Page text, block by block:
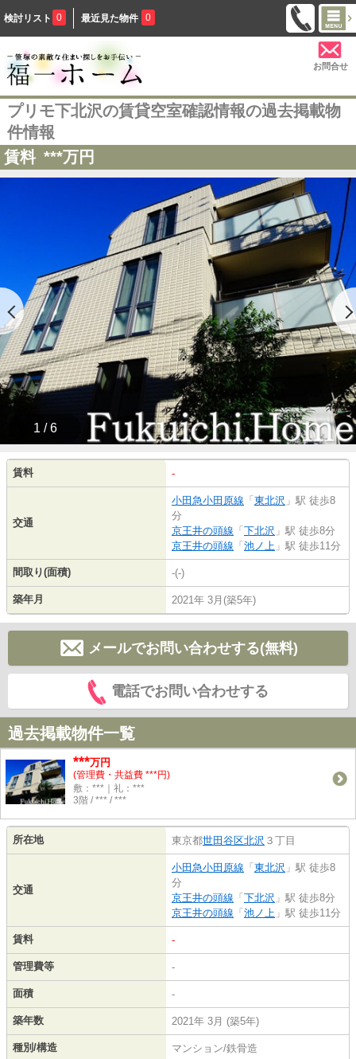
検討リスト 0 最近見た物件 0
お問合せ
プリモ下北沢の賃貸空室確認情報の過去掲載物
件情報
賃料 ***万円
1 / 6
賃料 -
交通
小田急小田原線 「 東北沢 」駅 徒歩8
分
京王井の頭線 「 下北沢 」駅 徒歩8分
京王井の頭線 「 池ノ上 」駅 徒歩11分
間取り(面積) -(-)
築年月 2021年 3月(築5年)
メールでお問い合わせする(無料)
電話でお問い合わせする
過去掲載物件一覧
***万円
(管理費・共益費 ***円)
敷：***｜礼：***
3階 / *** / ***
所在地 東京都世田谷区北沢 ３丁目
交通
小田急小田原線 「 東北沢 」駅 徒歩8
分
京王井の頭線 「 下北沢 」駅 徒歩8分
京王井の頭線 「 池ノ上 」駅 徒歩11分
賃料 -
管理費等 -
面積 -
築年数 2021年 3月 (築5年)
種別/構造 マンション/鉄骨造